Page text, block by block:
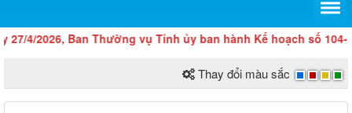
4/2026, Ban Thường vụ Tỉnh ủy ban hành Kế hoạch số 104-
Thay đổi màu sắc